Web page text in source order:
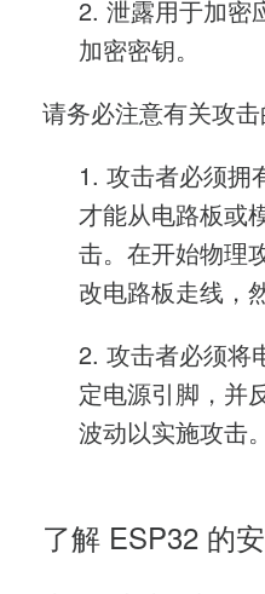
2. 泄露用于加密
加密密钥。
请务必注意有关攻击
1. 攻击者必须拥
才能从电路板或
击。在开始物理
改电路板走线，
2. 攻击者必须将
定电源引脚，并
波动以实施攻击。
了解 ESP32 的